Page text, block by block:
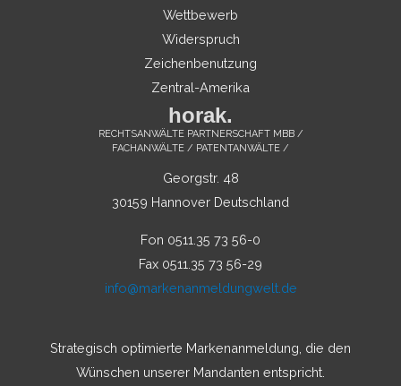
Wettbewerb
Widerspruch
Zeichenbenutzung
Zentral-Amerika
horak.
RECHTSANWÄLTE PARTNERSCHAFT MBB /
FACHANWÄLTE / PATENTANWÄLTE /
Georgstr. 48
30159 Hannover Deutschland
Fon 0511.35 73 56-0
Fax 0511.35 73 56-29
info@markenanmeldungwelt.de
Strategisch optimierte Markenanmeldung, die den
Wünschen unserer Mandanten entspricht.